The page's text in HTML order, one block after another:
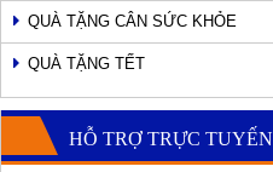
QUÀ TẶNG CÂN SỨC KHỎE
QUÀ TẶNG TẾT
HỖ TRỢ TRỰC TUYẾN